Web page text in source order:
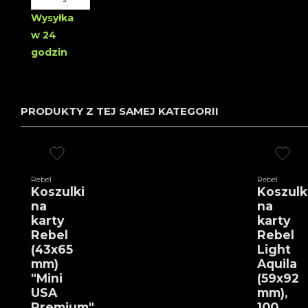
Wysyłka
w 24
godzin
PRODUKTY Z TEJ SAMEJ KATEGORII
Rebel
Koszulki
na
karty
Rebel
(43x65
mm)
"Mini
USA
Rebel
na
karty
Rebel
Light
Aquila
(59x92
mm),